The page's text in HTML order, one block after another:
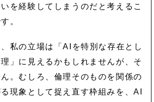
を経験してしまうのだと考えるこ
。
私の立場は「AIを特別な存在とし
」に見えるかもしれませんが、そ
。むしろ、倫理そのものを関係の
現象として捉え直す枠組みを、AI